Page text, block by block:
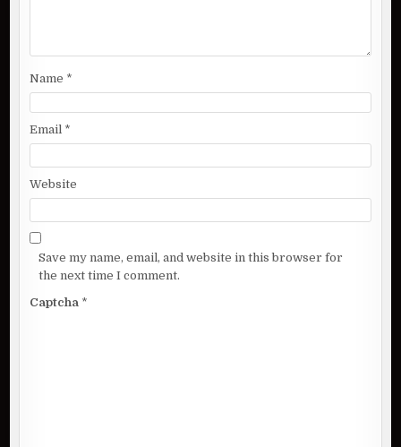
Name *
Email *
Website
Save my name, email, and website in this browser for
the next time I comment.
Captcha *